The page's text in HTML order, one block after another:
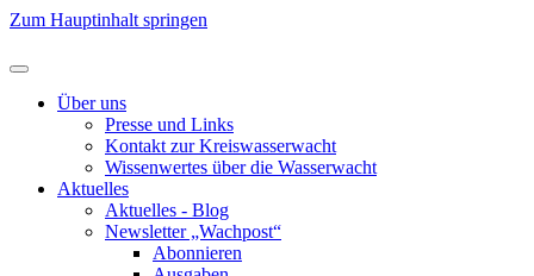
Zum Hauptinhalt springen
Über uns
Presse und Links
Kontakt zur Kreiswasserwacht
Wissenwertes über die Wasserwacht
Aktuelles
Aktuelles - Blog
Newsletter „Wachpost“
Abonnieren